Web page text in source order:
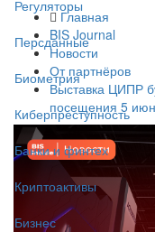
Регуляторы
Персданные
Биометрия
Киберпреступность
Банки и финтех
Криптоактивы
Бизнес
Главная
BIS Journal
Новости
От партнёров
Выставка ЦИПР
посещения 5